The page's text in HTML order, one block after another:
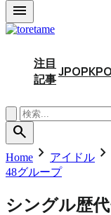
menu
注目
記事JPOP
search
Home chevron_right アイドル chevron_right
48グループ
シングル歴